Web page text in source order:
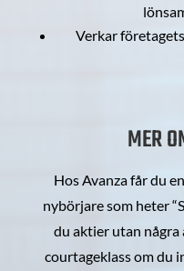
Verkar
MER
Hos Avanza får du
nybörjare som heter
du aktier utan några
courtageklass om du